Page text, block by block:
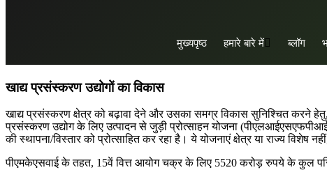
मुख्यपृष्ठ हमारे बारे में ब्लॉग
खाद्य प्रसंस्करण उद्योगों का विकास
खाद्य प्रसंस्करण क्षेत्र को बढ़ावा देने और उसका समग्र विकास सुनिश्चित करने
प्रसंस्करण उद्योग के लिए उत्पादन से जुड़ी प्रोत्साहन योजना
की स्थापना/विस्तार को प्रोत्साहित कर रहा है। ये योजनाएं क्षेत्र या राज्य विशेष
पीएमकेएसवाई के तहत, 15वें वित्त आयोग चक्र के लिए 5520 करोड़ रुपये के कुल